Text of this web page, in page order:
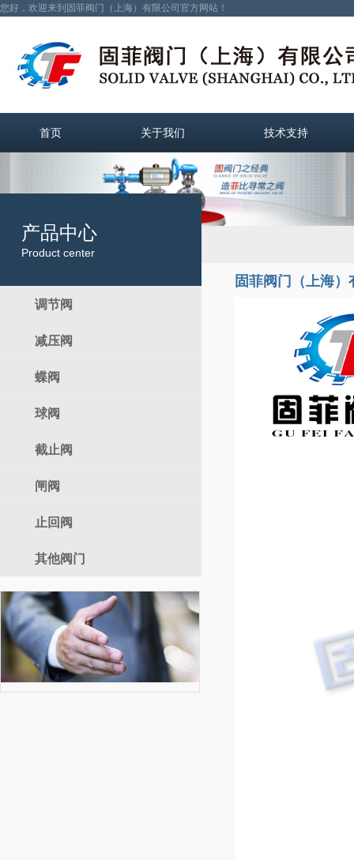
您好，欢迎来到固菲阀门（上海）有限公司官方网站！
首页 关于我们 技术支持
产品中心
Product center
调节阀
电动调节阀
气动调节阀
减压阀
蝶阀
电动蝶阀
气动蝶阀
球阀
电动球阀
气动球阀
截止阀
电动截止阀
气动截止阀
闸阀
电动闸阀
气动闸阀
止回阀
其他阀门
固菲阀门（上海）